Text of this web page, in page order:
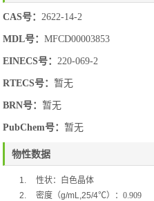
CAS号： 2622-14-2
MDL号： MFCD00003853
EINECS号： 220-069-2
RTECS号： 暂无
BRN号： 暂无
PubChem号： 暂无
物性数据
1.
性状：白色晶体
2.
密度（g/mL,25/4℃）：0.909